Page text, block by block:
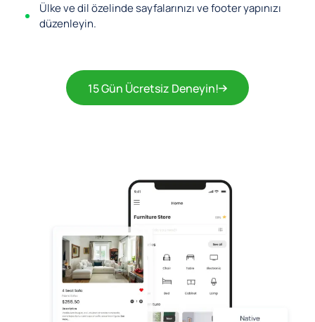
Ülke ve dil özelinde sayfalarınızı ve footer yapınızı
düzenleyin.
15 Gün Ücretsiz Deneyin!